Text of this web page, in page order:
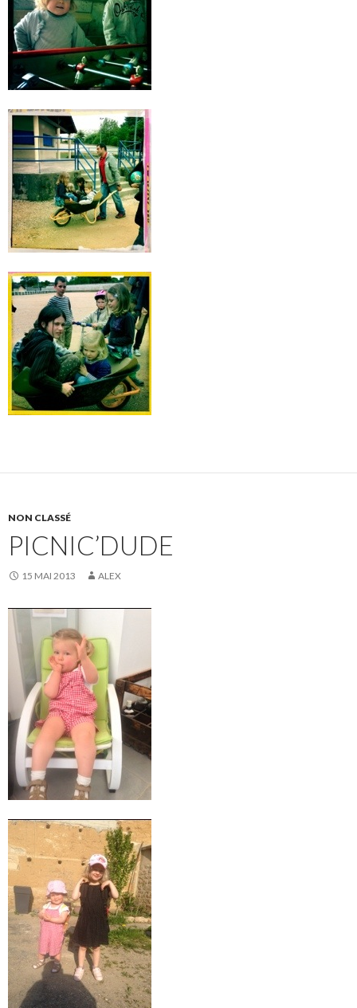
NON CLASSÉ
PICNIC’DUDE
15 MAI 2013 ALEX